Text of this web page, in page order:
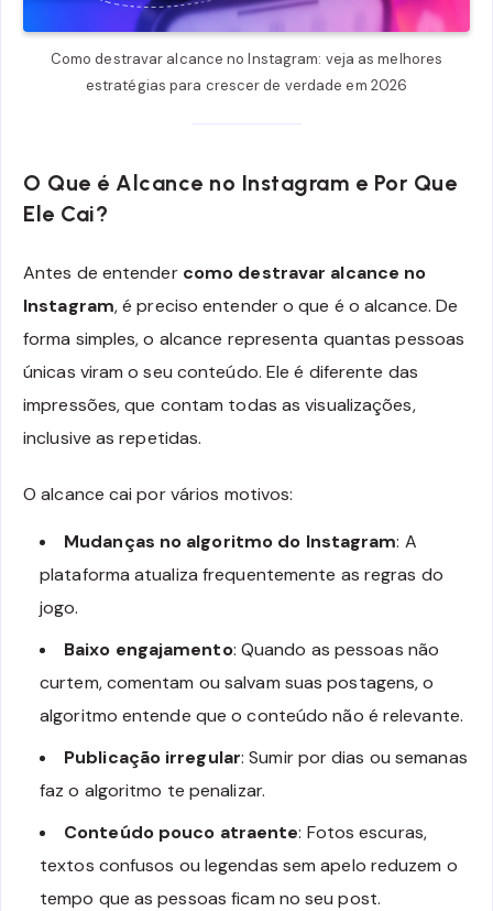
Como destravar alcance no Instagram: veja as melhores
estratégias para crescer de verdade em 2026
O Que é Alcance no Instagram e Por Que
Ele Cai?
Antes de entender como destravar alcance no
Instagram, é preciso entender o que é o alcance. De
forma simples, o alcance representa quantas pessoas
únicas viram o seu conteúdo. Ele é diferente das
impressões, que contam todas as visualizações,
inclusive as repetidas.
O alcance cai por vários motivos:
Mudanças no algoritmo do Instagram: A
plataforma atualiza frequentemente as regras do
jogo.
Baixo engajamento: Quando as pessoas não
curtem, comentam ou salvam suas postagens, o
algoritmo entende que o conteúdo não é relevante.
Publicação irregular: Sumir por dias ou semanas
faz o algoritmo te penalizar.
Conteúdo pouco atraente: Fotos escuras,
textos confusos ou legendas sem apelo reduzem o
tempo que as pessoas ficam no seu post.